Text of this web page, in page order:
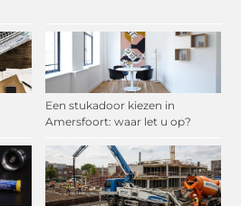
Een stukadoor kiezen in
Amersfoort: waar let u op?